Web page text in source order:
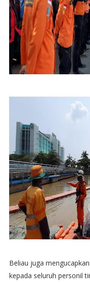
Beliau juga
kepada seluruh personil